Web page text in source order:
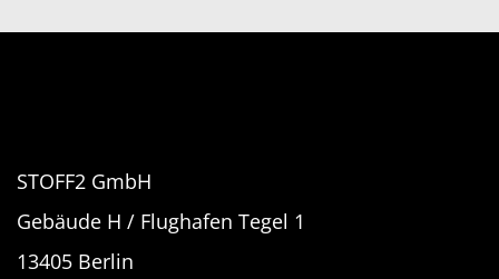
STOFF2 GmbH
Gebäude H / Flughafen Tegel 1
13405 Berlin